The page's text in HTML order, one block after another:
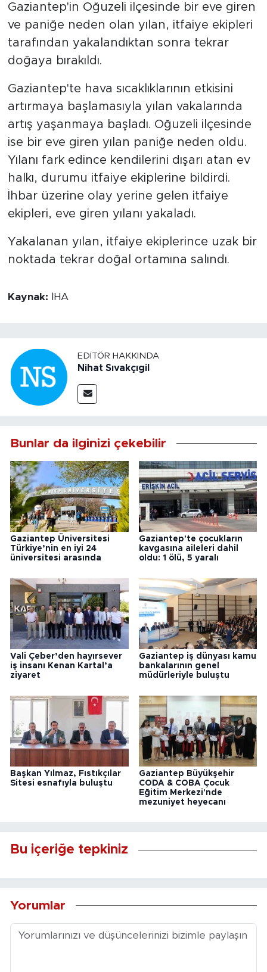
Gaziantep'in Oğuzeli ilçesinde bir eve giren
ve paniğe neden olan yılan, itfaiye ekipleri
tarafından yakalandıktan sonra tekrar
doğaya bırakıldı.
Gaziantep'te hava sıcaklıklarının etkisini
artırmaya başlamasıyla yılan vakalarında
artış yaşanmaya başladı. Oğuzeli ilçesinde
ise bir eve giren yılan paniğe neden oldu.
Yılanı fark edince kendilerini dışarı atan ev
halkı, durumu itfaiye ekiplerine bildirdi.
İhbar üzerine olay yerine gelen itfaiye
ekipleri, eve giren yılanı yakaladı.
Yakalanan yılan, itfaiye ekiplerince uzak bir
noktada tekrar doğal ortamına salındı.
Kaynak: İHA
EDITÖR HAKKINDA
Nihat Sıvakçıgil
Bunlar da ilginizi çekebilir
Gaziantep Üniversitesi
Türkiye’nin en iyi 24
üniversitesi arasında
Gaziantep'te çocukların
kavgasına aileleri dahil
oldu: 1 ölü, 5 yaralı
Vali Çeber’den hayırsever
iş insanı Kenan Kartal’a
ziyaret
Gaziantep iş dünyası kamu
bankalarının genel
müdürleriyle buluştu
Başkan Yılmaz, Fıstıkçılar
Sitesi esnafıyla buluştu
Gaziantep Büyükşehir
CODA & COBA Çocuk
Eğitim Merkezi'nde
mezuniyet heyecanı
Bu içeriğe tepkiniz
Yorumlar